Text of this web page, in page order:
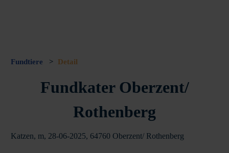
Fundtiere > Detail
Fundkater Oberzent/
Rothenberg
Katzen, m, 28-06-2025, 64760 Oberzent/ Rothenberg